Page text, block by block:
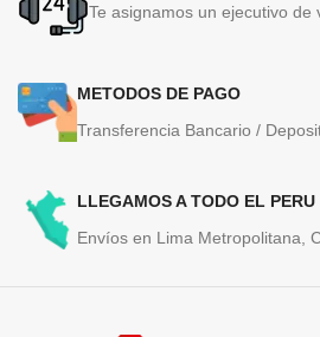
Te asignamos un ejecutivo de
METODOS DE PAGO
Transferencia Bancario /
LLEGAMOS A TODO EL PERU
Envíos en Lima Metropolitana,